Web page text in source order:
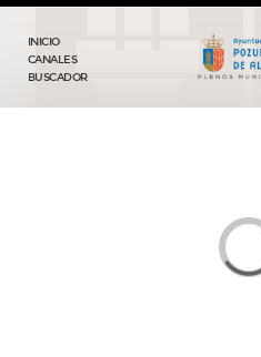
INICIO
CANALES
BUSCADOR